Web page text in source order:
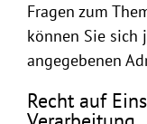
Fragen zum
können Sie sich
angegebenen
Recht auf